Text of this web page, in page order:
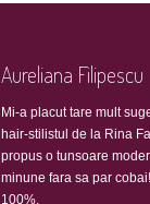
Aureliana Filipescu
Mi-a placut tare mult
hair-stilistul de la Rina
propus o tunsoare
minune fara sa par
100%.